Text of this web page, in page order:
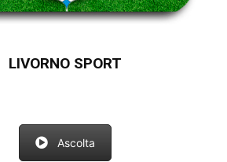
LIVORNO SPORT
Ascolta